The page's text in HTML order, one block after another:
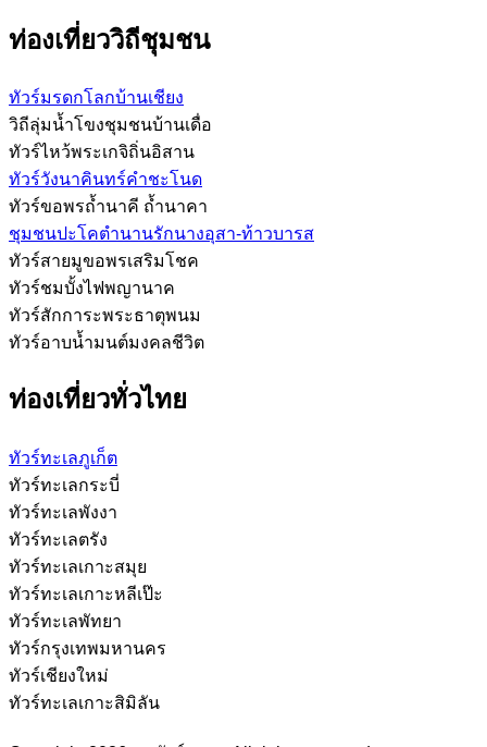
ท่องเที่ยววิถีชุมชน
ทัวร์มรดกโลกบ้านเชียง
วิถีลุ่มน้ำโขงชุมชนบ้านเดื่อ
ทัวร์ไหว้พระเกจิถิ่นอิสาน
ทัวร์วังนาคินทร์คำชะโนด
ทัวร์ขอพรถ้ำนาคี ถ้ำนาคา
ชุมชนปะโคตำนานรักนางอุสา-ท้าวบารส
ทัวร์สายมูขอพรเสริมโชค
ทัวร์ชมบั้งไฟพญานาค
ทัวร์สักการะพระธาตุพนม
ทัวร์อาบน้ำมนต์มงคลชีวิต
ท่องเที่ยวทั่วไทย
ทัวร์ทะเลภูเก็ต
ทัวร์ทะเลกระบี่
ทัวร์ทะเลพังงา
ทัวร์ทะเลตรัง
ทัวร์ทะเลเกาะสมุย
ทัวร์ทะเลเกาะหลีเป๊ะ
ทัวร์ทะเลพัทยา
ทัวร์กรุงเทพมหานคร
ทัวร์เชียงใหม่
ทัวร์ทะเลเกาะสิมิลัน